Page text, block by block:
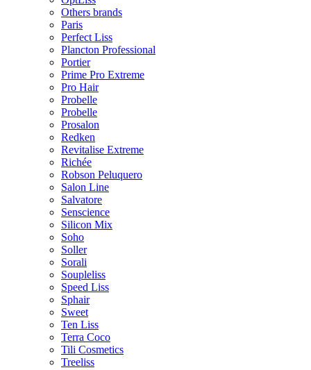
Others brands
Paris
Perfect Liss
Plancton Professional
Portier
Prime Pro Extreme
Pro Hair
Probelle
Probelle
Prosalon
Redken
Revitalise Extreme
Richée
Robson Peluquero
Salon Line
Salvatore
Senscience
Silicon Mix
Soho
Soller
Sorali
Soupleliss
Speed Liss
Sphair
Sweet
Ten Liss
Terra Coco
Tili Cosmetics
Treeliss